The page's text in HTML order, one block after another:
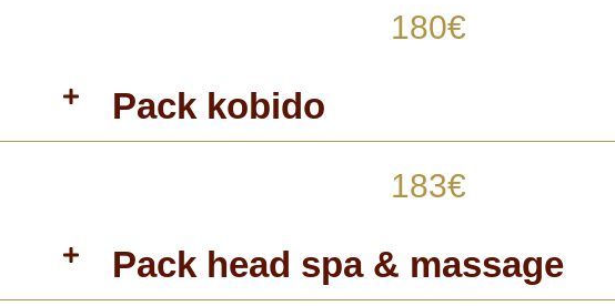
180€
Pack kobido
183€
Pack head spa & massage